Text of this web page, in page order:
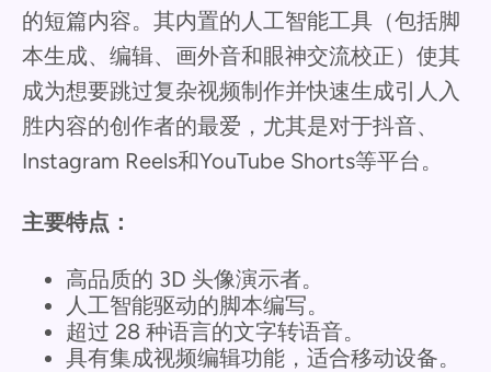
的短篇内容。其内置的人工智能工具（包括脚
本生成、编辑、画外音和眼神交流校正）使其
成为想要跳过复杂视频制作并快速生成引人入
胜内容的创作者的最爱，尤其是对于抖音、
Instagram Reels和YouTube Shorts等平台。
主要特点：
高品质的 3D 头像演示者。
人工智能驱动的脚本编写。
超过 28 种语言的文字转语音。
具有集成视频编辑功能，适合移动设备。